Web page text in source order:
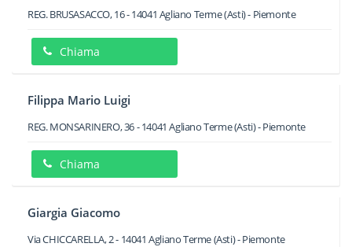
REG. BRUSASACCO, 16-14041 Agliano Terme(Asti) - Piemonte
Chiama
Filippa Mario Luigi
REG. MONSARINERO, 36-14041 Agliano Terme(Asti) -Piemonte
Chiama
Giargia Giacomo
Via CHICCARELLA, 2- 14041 Agliano Terme(Asti) -Piemonte